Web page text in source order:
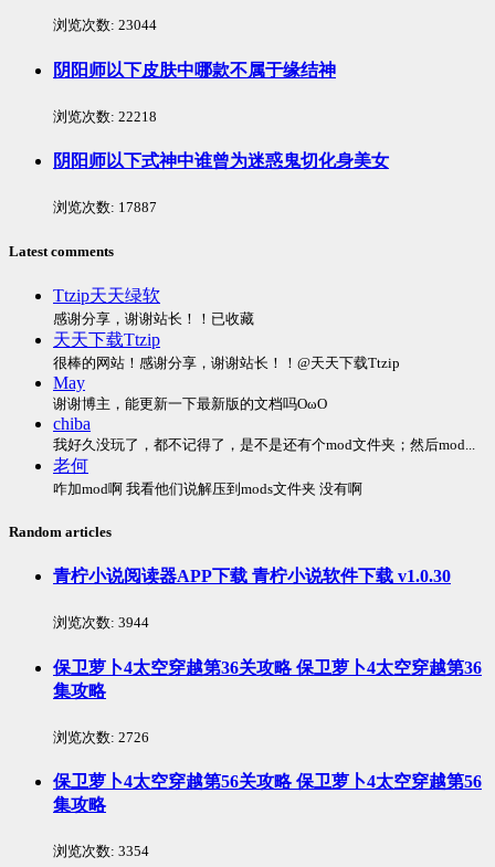
浏览次数: 23044
阴阳师以下皮肤中哪款不属于缘结神
浏览次数: 22218
阴阳师以下式神中谁曾为迷惑鬼切化身美女
浏览次数: 17887
Latest comments
Ttzip天天绿软
感谢分享，谢谢站长！！已收藏
天天下载Ttzip
很棒的网站！感谢分享，谢谢站长！！@天天下载Ttzip
May
谢谢博主，能更新一下最新版的文档吗OωO
chiba
我好久没玩了，都不记得了，是不是还有个mod文件夹；然后mod...
老何
咋加mod啊 我看他们说解压到mods文件夹 没有啊
Random articles
青柠小说阅读器APP下载 青柠小说软件下载 v1.0.30
浏览次数: 3944
保卫萝卜4太空穿越第36关攻略 保卫萝卜4太空穿越第36
集攻略
浏览次数: 2726
保卫萝卜4太空穿越第56关攻略 保卫萝卜4太空穿越第56
集攻略
浏览次数: 3354